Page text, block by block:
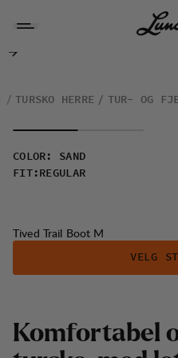
Tived Trail Boot M
TURSKO HERRE TUR- OG
COLOR : SAND
FIT: REGULAR
Tived Trail Boot M
VELG
Komfortabel